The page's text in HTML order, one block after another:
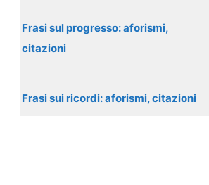
Frasi sul progresso: aforismi,
citazioni
Frasi sui ricordi: aforismi, citazioni